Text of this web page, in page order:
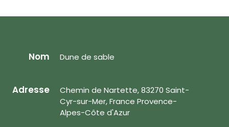
Nom Dune de sable
Adresse
Chemin de Nartette, 83270 Saint-
Cyr-sur-Mer, France Provence-
Alpes-Côte d'Azur